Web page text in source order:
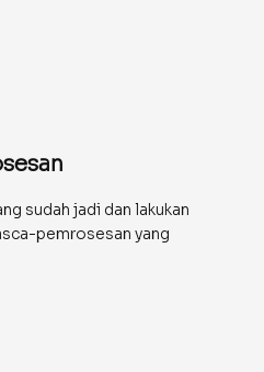
sudah jadi dan lakukan
pemrosesan yang